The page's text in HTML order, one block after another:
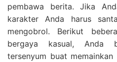
pembawa berita. Jika
karakter Anda harus
mengobrol. Berikut
bergaya kasual, Anda
tersenyum buat